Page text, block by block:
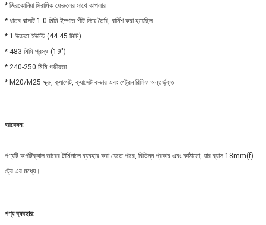
* জিরকোনিয়া সিরামিক ফেরুলের সাথে কাপলার
* ধাতব বাক্সটি 1.0 মিমি ইস্পাত শীট দিয়ে তৈরি, বার্নিশ করা হয়েছিল
* 1 উচ্চতা ইউনিট (44.45 মিমি)
* 483 মিমি প্রস্থ (19")
* 240-250 মিমি গভীরতা
* M20/M25 স্ক্রু, ক্যাসেট, ক্যাসেট কভার এবং স্ট্রেন রিলিফ অন্তর্ভুক্ত
আবেদন:
পণ্যটি অপটিক্যাল তারের টার্মিনালে ব্যবহার করা যেতে পারে, বিভিন্ন প্রকার এবং কাঠামো, যার ব্যাস 18mm(f)
ট্রে এর মধ্যে।
পণ্য ব্যবহার: